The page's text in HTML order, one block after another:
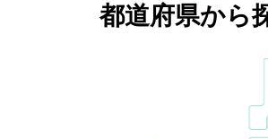
都道府県から